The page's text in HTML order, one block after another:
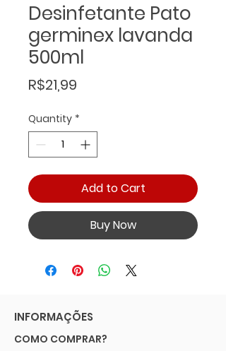
Desinfetante Pato
germinex lavanda
500ml
R$21,99
Quantity *
Add to Cart
Buy Now
INFORMAÇÕES
COMO COMPRAR?